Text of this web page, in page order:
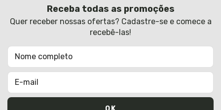
Receba todas as promoções
Quer receber nossas ofertas? Cadastre-se e comece a
recebê-las!